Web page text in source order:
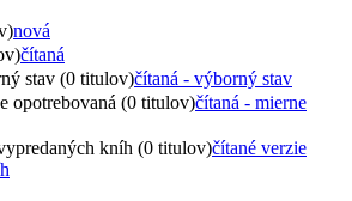
nová
čítaná
stav (0 titulov)čítaná - výborný stav
opotrebovaná (0 titulov)čítaná - mierne
kníh (0 titulov)čítané verzie